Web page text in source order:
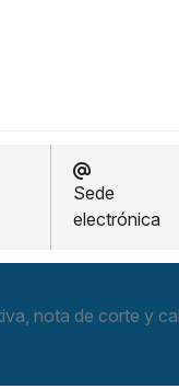
Sede
electrónica
nota de corte y